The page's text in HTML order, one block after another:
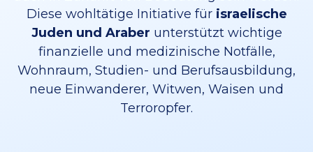
Diese wohltätige Initiative für israelische
Juden und Araber unterstützt wichtige
finanzielle und medizinische Notfälle,
Wohnraum, Studien- und Berufsausbildung,
neue Einwanderer, Witwen, Waisen und
Terroropfer.